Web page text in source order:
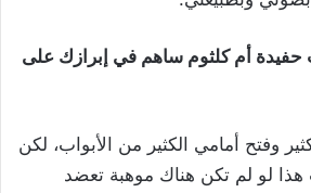
أم كلثوم ساهم في إبرازك على
وفتح أمامي الكثير من الأبواب، لكن
هذا لو لم تكن هناك موهبة تعضد